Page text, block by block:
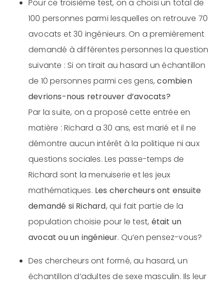
Pour ce troisième test, on a choisi un total de
100 personnes parmi lesquelles on retrouve 70
avocats et 30 ingénieurs. On a premièrement
demandé à différentes personnes la question
suivante : Si on tirait au hasard un échantillon
de 10 personnes parmi ces gens,combien
devrions-nous retrouver d’avocats?
Par la suite, on a proposé cette entrée en
matière : Richard a 30 ans, est marié et il ne
démontre aucun intérêt à la politique ni aux
questions sociales. Les passe-temps de
Richard sont la menuiserie et les jeux
mathématiques. Les chercheurs ont ensuite
demandé si Richard, qui fait partie de la
population choisie pour le test, était un
avocat ou un ingénieur. Qu’en pensez-vous?
Des chercheurs ont formé, au hasard, un
échantillon d’adultes de sexe masculin. Ils leur